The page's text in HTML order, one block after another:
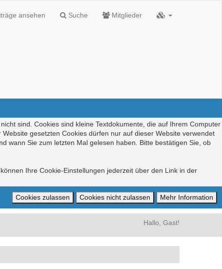
ansehen Suche Mitglieder
sind. Cookies sind kleine Textdokumente, die auf Ihrem Computer
gesetzten Cookies dürfen nur auf dieser Website verwendet
wann Sie zum letzten Mal gelesen haben. Bitte bestätigen Sie, ob
Ihre Cookie-Einstellungen jederzeit über den Link in der
Hallo, Gast!